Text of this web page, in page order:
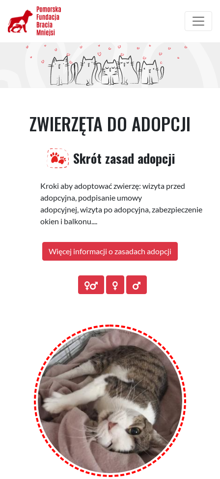
treści
ZWIERZĘTA DO ADOPCJI
Skrót zasad adopcji
Kroki aby adoptować zwierzę: wizyta przed
adopcyjna, podpisanie umowy
adopcyjnej, wizyta po adopcyjna, zabezpieczenie
okien i balkonu....
Więcej informacji o zasadach adopcji